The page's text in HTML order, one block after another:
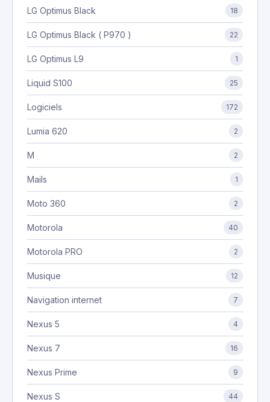
LG Optimus Black 18
LG Optimus Black ( P970 ) 22
LG Optimus L9 1
Liquid S100 25
Logiciels 172
Lumia 620 2
M 2
Mails 1
Moto 360 2
Motorola 40
Motorola PRO 2
Musique 12
Navigation internet 7
Nexus 5 4
Nexus 7 16
Nexus Prime 9
Nexus S 44